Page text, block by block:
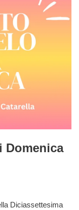
Domenica
Diciassettesima